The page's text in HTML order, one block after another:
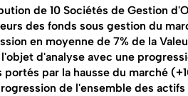
de 10 Sociétés de Gestion
des fonds sous gestion du
en moyenne de 7% de la
d'analyse avec une
portés par la hausse du marché
de l'ensemble des